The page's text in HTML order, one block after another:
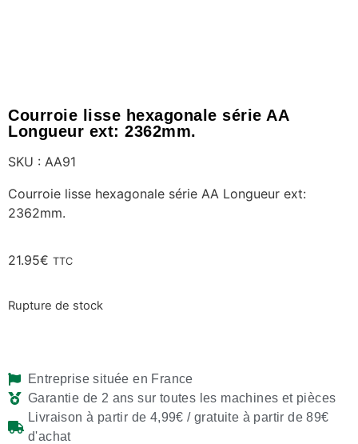
Courroie lisse hexagonale série AA
Longueur ext: 2362mm.
SKU : AA91
Courroie lisse hexagonale série AA Longueur ext:
2362mm.
21.95€ TTC
Rupture de stock
Entreprise située en France
Garantie de 2 ans sur toutes les machines et pièces
Livraison à partir de 4,99€ / gratuite à partir de 89€
d'achat